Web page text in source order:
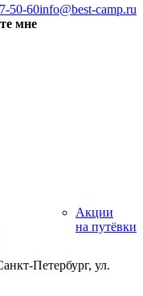
50-60info@best-camp.ru
мне
Акции
на путёвки
Петербург, ул.